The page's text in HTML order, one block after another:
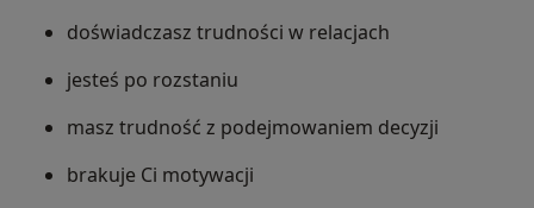
doświadczasz trudności w relacjach
jesteś po rozstaniu
masz trudność z podejmowaniem decyzji
brakuje Ci motywacji